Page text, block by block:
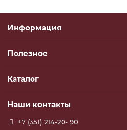
Информация
Полезное
Каталог
Наши контакты
+7 (351) 214-20- 90